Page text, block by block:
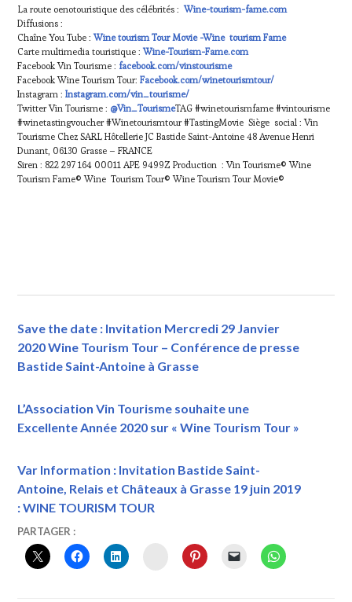
La route oenotouristique des célébrités :Wine-tourism-fame.com
Diffusions :
Chaîne You Tube :Wine tourism Tour Movie -Wine tourism Fame
Carte multimedia touristique :Wine-Tourism-Fame.com
Facebook Vin Tourisme : facebook.com/vinstourisme
Facebook Wine Tourism Tour:Facebook.com/winetourismtour/
Instagram :Instagram.com/vin_tourisme/
Twitter Vin Tourisme : @Vin_TourismeTAG #winetourismfame #vintourisme
#winetastingvoucher #Winetourismtour #TastingMovie Siège social : Vin
Tourisme Chez SARL Hôtellerie JC Bastide Saint-Antoine 48 Avenue Henri
Dunant, 06130 Grasse – FRANCE
Siren : 822 297 164 00011 APE 9499Z Production : Vin Tourisme© Wine
Tourism Fame© Wine Tourism Tour© Wine Tourism Tour Movie©
Save the date : Invitation Mercredi 29 Janvier
2020 Wine Tourism Tour – Conférence de presse
Bastide Saint-Antoine à Grasse
L’Association Vin Tourisme souhaite une
Excellente Année 2020 sur « Wine Tourism Tour »
Var Information : Invitation Bastide Saint-
Antoine, Relais et Châteaux à Grasse 19 juin 2019
: WINE TOURISM TOUR
21
DÉCEMBRE
2019
VINTOURISME
PARTAGER :
INSTAGRAM